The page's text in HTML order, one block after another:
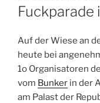
AM
Fuckparade
Auf der Wiese an
heute bei
1o Organisatoren
vom Bunker in der
am Palast der